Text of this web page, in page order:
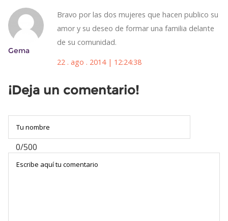
Gema
Bravo por las dos mujeres que hacen publico su
amor y su deseo de formar una familia delante
de su comunidad.
22 . ago . 2014 | 12:24:38
¡Deja un comentario!
0/500